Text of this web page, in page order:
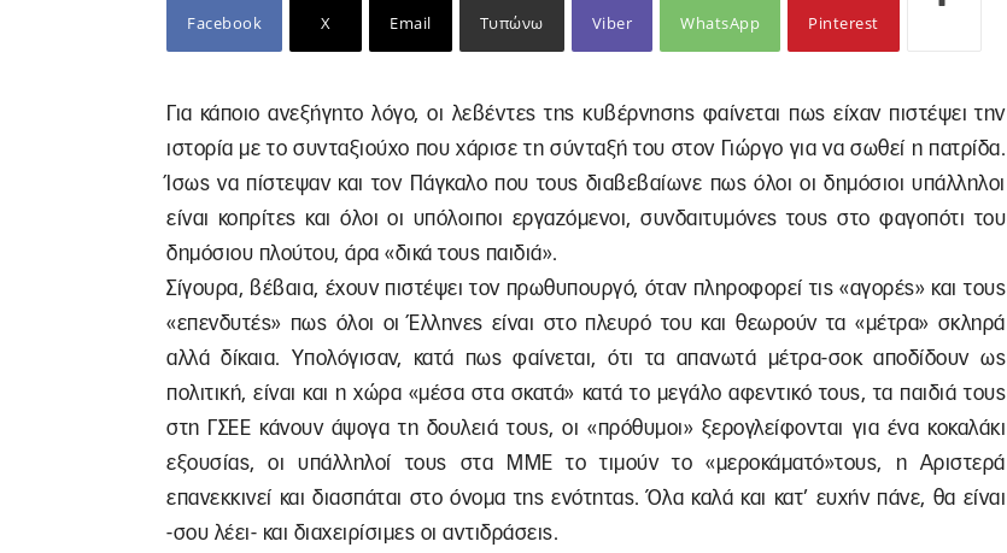
Facebook X Email Τυπώνω Viber WhatsApp Pinterest
Για κάποιο ανεξήγητο λόγο, οι λεβέντες της κυβέρνησης φαίνεται πως είχαν πιστέψει την
ιστορία με το συνταξιούχο που χάρισε τη σύνταξή του στον Γιώργο για να σωθεί η πατρίδα.
Ίσως να πίστεψαν και τον Πάγκαλο που τους διαβεβαίωνε πως όλοι οι δημόσιοι υπάλληλοι
είναι κοπρίτες και όλοι οι υπόλοιποι εργαζόμενοι, συνδαιτυμόνες τους στο φαγοπότι του
δημόσιου πλούτου, άρα «δικά τους παιδιά».
Σίγουρα, βέβαια, έχουν πιστέψει τον πρωθυπουργό, όταν πληροφορεί τις «αγορές» και τους
«επενδυτές» πως όλοι οι Έλληνες είναι στο πλευρό του και θεωρούν τα «μέτρα» σκληρά
αλλά δίκαια. Υπολόγισαν, κατά πως φαίνεται, ότι τα απανωτά μέτρα-σοκ αποδίδουν ως
πολιτική, είναι και η χώρα «μέσα στα σκατά» κατά το μεγάλο αφεντικό τους, τα παιδιά τους
στη ΓΣΕΕ κάνουν άψογα τη δουλειά τους, οι «πρόθυμοι» ξερογλείφονται για ένα κοκαλάκι
εξουσίας, οι υπάλληλοί τους στα ΜΜΕ το τιμούν το «μεροκάματό»τους, η Αριστερά
επανεκκινεί και διασπάται στο όνομα της ενότητας. Όλα καλά και κατ’ ευχήν πάνε, θα είναι
-σου λέει- και διαχειρίσιμες οι αντιδράσεις.